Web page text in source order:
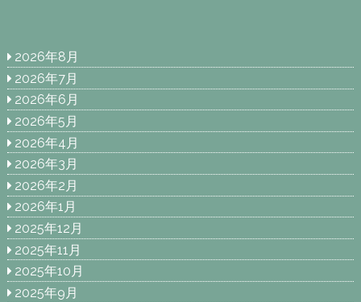
2026年8月
2026年7月
2026年6月
2026年5月
2026年4月
2026年3月
2026年2月
2026年1月
2025年12月
2025年11月
2025年10月
2025年9月